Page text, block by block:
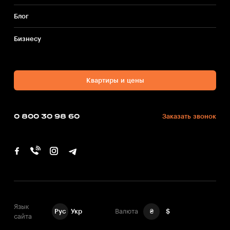
Компания «Будова» дает несколько полезных советов для
покупки и продажи квартиры, которые обеспечивают
взаимную выгоду сделки для обеих сторон.
каждый из которых следует рассматривать в отдельности.
общие характеристики места — благополучие и
транспорта. Чаще всего 1 комнатную квартиру
этом случае немаловажным фактором станет и наличие
детских садов и общеобразовательных школ, а также
Блог
Бизнесу
Квартиры и цены
0 800 30 98 60 Заказать звонок
Язык
сайта
Рус Укр Валюта ₴ $